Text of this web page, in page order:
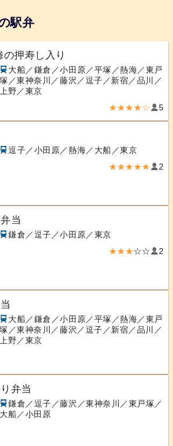
駅弁
押寿し入り
大船／鎌倉／小田原／平塚／熱海／東戸
塚／東神奈川／藤沢／逗子／新宿／品川／
上野／東京
★★★★☆ 5
逗子／小田原／熱海／大船／東京
★★★★★ 2
当
鎌倉／逗子／小田原／東京
★★★☆☆ 2
大船／鎌倉／小田原／平塚／熱海／東戸
塚／東神奈川／藤沢／逗子／新宿／品川／
上野／東京
弁当
鎌倉／逗子／藤沢／東神奈川／東戸塚／
大船／小田原